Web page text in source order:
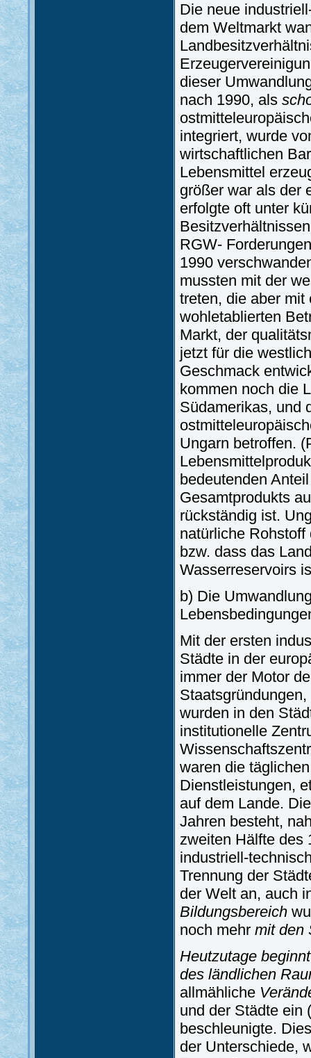
Die neue
dem Weltmarkt
dieser
nach 1990, als
integriert, wurde
wirtschaftlichen
Lebensmittel
größer war als der
erfolgte oft unter
RGW-
1990
mussten mit der
treten, die aber mit
wohletablierten
Markt, der
jetzt für die
Geschmack
kommen noch die
Südamerikas, und
Ungarn betroffen.
bedeutenden
Gesamtprodukts
rückständig ist.
natürliche
bzw. dass das
Wasserreservoirs
b) Die
Mit der ersten
Städte in der
immer der Motor
wurden in den
institutionelle
waren die
Dienstleistungen,
auf dem Lande.
Jahren besteht,
zweiten Hälfte des
industriell-
Trennung der
der Welt an, auch
Bildungsbereich
noch mehr mit den
Heutzutage
des ländlichen
allmähliche
und der Städte ein
beschleunigte.
der Unterschiede,